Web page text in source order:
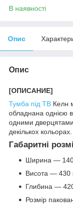
В наявності
Опис
Опис
[ОПИСАНИЕ]
Тумба під ТВ Келн
обладнана однією
одними
декількох кольорах.
Габаритні
Ширина —
Висота — 430
Глибина —
Розмір